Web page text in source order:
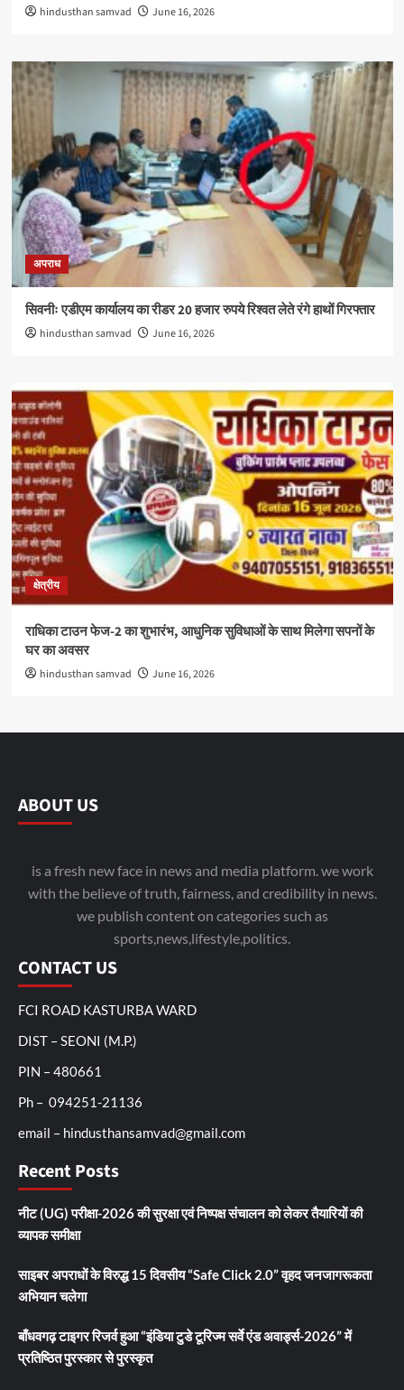
hindusthan samvad June 16, 2026
अपराध
सिवनीः एडीएम कार्यालय का रीडर 20 हजार रुपये रिश्वत लेते रंगे हाथों गिरफ्तार
hindusthan samvad June 16, 2026
क्षेत्रीय
राधिका टाउन फेज-2 का शुभारंभ, आधुनिक सुविधाओं के साथ मिलेगा सपनों के
घर का अवसर
hindusthan samvad June 16, 2026
ABOUT US
is a fresh new face in news and media platform. we work
with the believe of truth, fairness, and credibility in news.
we publish content on categories such as
sports,news,lifestyle,politics.
CONTACT US
FCI ROAD KASTURBA WARD
DIST – SEONI (M.P.)
PIN – 480661
Ph – 094251-21136
email – hindusthansamvad@gmail.com
Recent Posts
नीट (UG) परीक्षा-2026 की सुरक्षा एवं निष्पक्ष संचालन को लेकर तैयारियों की
व्यापक समीक्षा
साइबर अपराधों के विरुद्ध 15 दिवसीय “Safe Click 2.0” वृहद जनजागरूकता
अभियान चलेगा
बाँधवगढ़ टाइगर रिजर्व हुआ “इंडिया टुडे टूरिज्म सर्वे एंड अवार्ड्स-2026” में
प्रतिष्ठित पुरस्कार से पुरस्कृत